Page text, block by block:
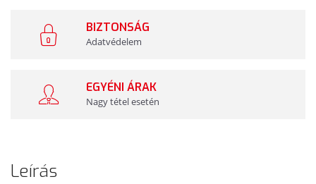
BIZTONSÁG
Adatvédelem
EGYÉNI ÁRAK
Nagy tétel esetén
Leírás